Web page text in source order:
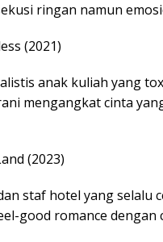
ringan namun
(2021)
anak kuliah yang
mengangkat cinta
(2023)
staf hotel yang selalu
good romance dengan